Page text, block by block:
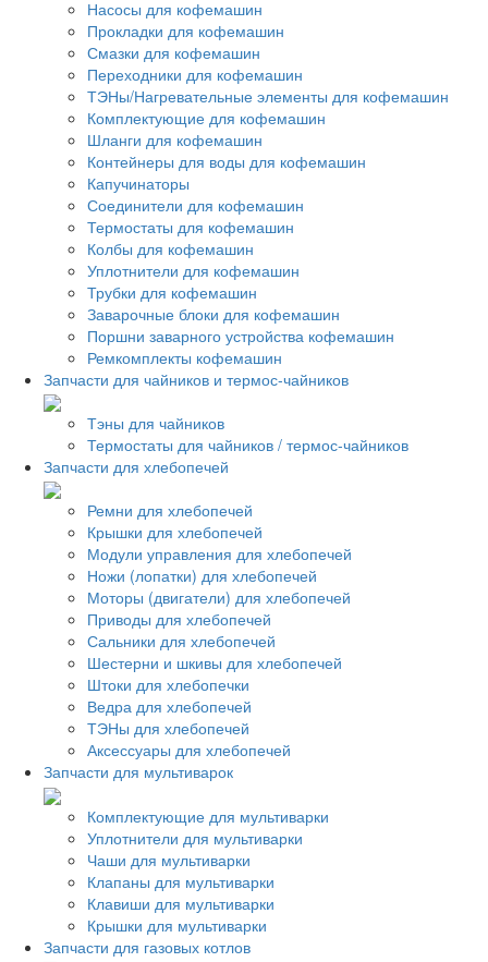
Насосы для кофемашин
Прокладки для кофемашин
Смазки для кофемашин
Переходники для кофемашин
ТЭНы/Нагревательные элементы для кофемашин
Комплектующие для кофемашин
Шланги для кофемашин
Контейнеры для воды для кофемашин
Капучинаторы
Соединители для кофемашин
Термостаты для кофемашин
Колбы для кофемашин
Уплотнители для кофемашин
Трубки для кофемашин
Заварочные блоки для кофемашин
Поршни заварного устройства кофемашин
Ремкомплекты кофемашин
Запчасти для чайников и термос-чайников
Тэны для чайников
Термостаты для чайников / термос-чайников
Запчасти для хлебопечей
Ремни для хлебопечей
Крышки для хлебопечей
Модули управления для хлебопечей
Ножи (лопатки) для хлебопечей
Моторы (двигатели) для хлебопечей
Приводы для хлебопечей
Сальники для хлебопечей
Шестерни и шкивы для хлебопечей
Штоки для хлебопечки
Ведра для хлебопечей
ТЭНы для хлебопечей
Аксессуары для хлебопечей
Запчасти для мультиварок
Комплектующие для мультиварки
Уплотнители для мультиварки
Чаши для мультиварки
Клапаны для мультиварки
Клавиши для мультиварки
Крышки для мультиварки
Запчасти для газовых котлов